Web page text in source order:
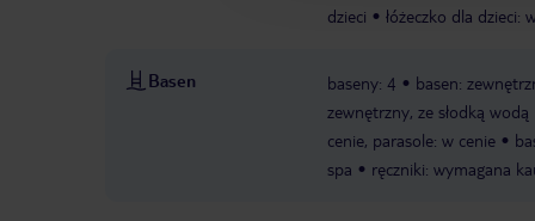
dzieci
łóżeczko dla dzieci:
Basen baseny: 4 basen:
zewnętrzny, ze słodką wodą
cenie, parasole: w cenie
spa
ręczniki: wymagana